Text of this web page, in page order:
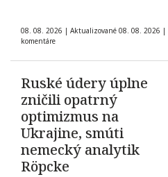
08. 08. 2026 | Aktualizované 08. 08. 2026 |
komentáre
Ruské údery úplne
zničili opatrný
optimizmus na
Ukrajine, smúti
nemecký analytik
Röpcke